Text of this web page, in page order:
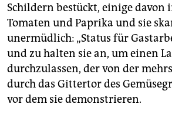
Schildern bestückt, einige davon
Tomaten und Paprika und sie
unermüdlich: „Status für
und zu halten sie an, um einen
durchzulassen, der von der
durch das Gittertor des
vor dem sie demonstrieren.